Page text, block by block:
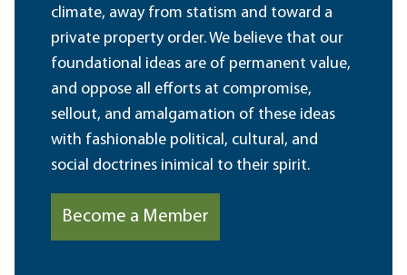
climate, away from statism and toward a
private property order. We believe that our
foundational ideas are of permanent value,
and oppose all efforts at compromise,
sellout, and amalgamation of these ideas
with fashionable political, cultural, and
social doctrines inimical to their spirit.
Become a Member